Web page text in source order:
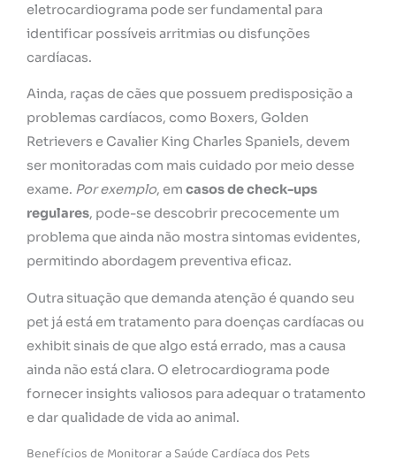
eletrocardiograma pode ser fundamental para
identificar possíveis arritmias ou disfunções
cardíacas.
Ainda, raças de cães que possuem predisposição a
problemas cardíacos, como Boxers, Golden
Retrievers e Cavalier King Charles Spaniels, devem
ser monitoradas com mais cuidado por meio desse
exame. Por exemplo, em casos de check-ups
regulares, pode-se descobrir precocemente um
problema que ainda não mostra sintomas evidentes,
permitindo abordagem preventiva eficaz.
Outra situação que demanda atenção é quando seu
pet já está em tratamento para doenças cardíacas ou
exhibit sinais de que algo está errado, mas a causa
ainda não está clara. O eletrocardiograma pode
fornecer insights valiosos para adequar o tratamento
e dar qualidade de vida ao animal.
Benefícios de Monitorar a Saúde Cardíaca dos Pets